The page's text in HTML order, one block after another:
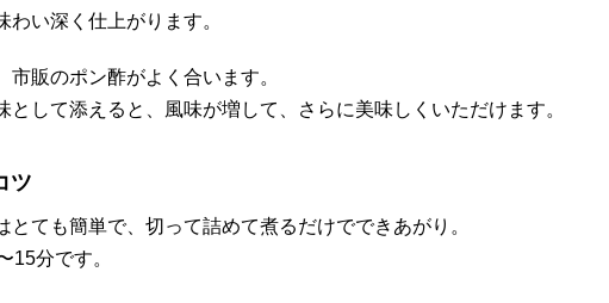
わい深く仕上がります。
市販のポン酢がよく合います。
として添えると、風味が増して、さらに美味しくいただけます。
ツ
とても簡単で、切って詰めて煮るだけでできあがり。
15分です。